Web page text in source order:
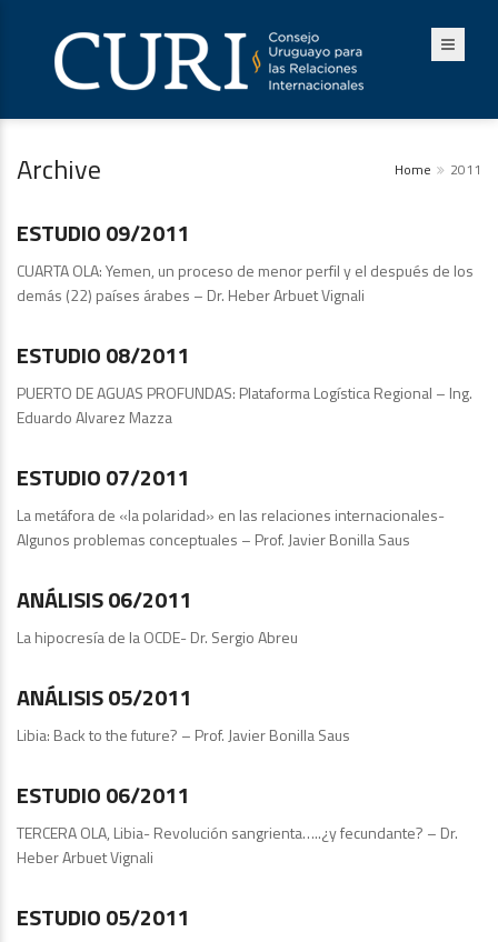
Archive Home 2011
Estudios
ESTUDIO 09/2011
CUARTA OLA: Yemen, un proceso de menor perfil y el después de los
demás (22) países árabes – Dr. Heber Arbuet Vignali
Estudios
ESTUDIO 08/2011
PUERTO DE AGUAS PROFUNDAS: Plataforma Logística Regional – Ing.
Eduardo Alvarez Mazza
Publicaciones
ESTUDIO 07/2011
La metáfora de «la polaridad» en las relaciones internacionales-
Algunos problemas conceptuales – Prof. Javier Bonilla Saus
Publicaciones
ANÁLISIS 06/2011
La hipocresía de la OCDE- Dr. Sergio Abreu
Publicaciones
ANÁLISIS 05/2011
Libia: Back to the future? – Prof. Javier Bonilla Saus
Publicaciones
ESTUDIO 06/2011
TERCERA OLA, Libia- Revolución sangrienta…..¿y fecundante? – Dr.
Heber Arbuet Vignali
Estudios
ESTUDIO 05/2011